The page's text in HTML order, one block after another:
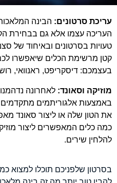
עריכת סרטונים: הבינה
העריכה עצמו אלא גם בבחירת
טעויות בסרטונים ובאיחוד של
קטן מרשימת הכלים שיאפשרו
בעצמכם: דיסקריפט, ראנוואי,
מוזיקה וסאונד:לאחרונה נדהמנו
באמצעות אלגוריתמים מתקדמים
את הטון שלה או ליצור סאונד
להלחין שירים.